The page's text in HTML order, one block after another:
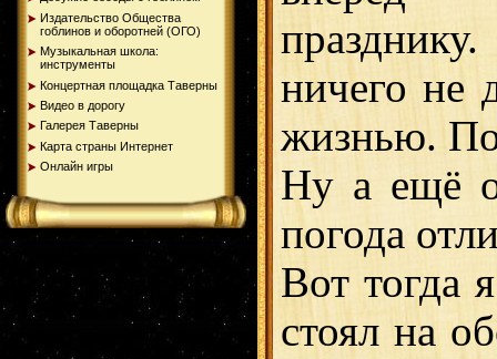
Издательство Общества
гоблинов и оборотней (ОГО)
Музыкальная школа:
инструменты
Концертная площадка Таверны
Видео в дорогу
Галерея Таверны
Карта страны Интернет
Онлайн игры
ничего не
жизнью.
Ну а ещё
погода
Вот тогда
стоял на